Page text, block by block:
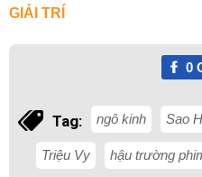
GIẢI TRÍ
0
Tag: ngô kinh Sao
Triệu Vy hậu trường